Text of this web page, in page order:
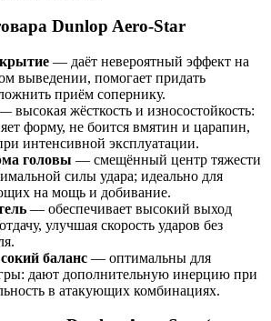
Dunlop Aero-Star
— даёт невероятный эффект на
выведении, помогает придать
приём сопернику.
высокая жёсткость и износостойкость:
форму, не боится вмятин и царапин,
интенсивной эксплуатации.
головы — смещённый центр тяжести
силы удара; идеально для
на мощь и добивание.
— обеспечивает высокий выход
улучшая скорость ударов без
баланс — оптимальны для
дают дополнительную инерцию при
в атакующих комбинациях.